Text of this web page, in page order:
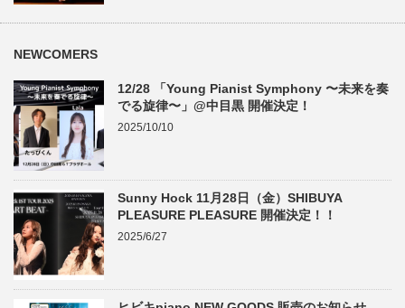
NEWCOMERS
12/28 「Young Pianist Symphony 〜未来を奏
でる旋律〜」@中目黒 開催決定！
2025/10/10
Sunny Hock 11月28日（金）SHIBUYA
PLEASURE PLEASURE 開催決定！！
2025/6/27